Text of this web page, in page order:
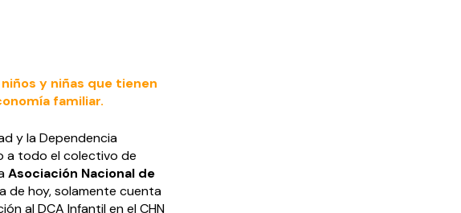
y niñas que tienen
familiar.
y la Dependencia
a todo el colectivo de
Asociación Nacional de
de hoy, solamente cuenta
al DCA Infantil en el CHN